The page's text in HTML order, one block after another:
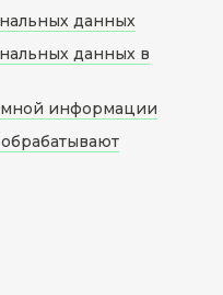
данных
данных в
информации